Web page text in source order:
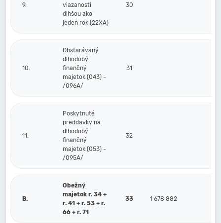
9.
viazanosti
dlhšou ako
jeden rok (22XA)
30
10.
Obstarávaný
dlhodobý
finančný
majetok (043) -
/096A/
31
11.
Poskytnuté
preddavky na
dlhodobý
finančný
majetok (053) -
/095A/
32
B.
Obežný
majetok r. 34 +
r. 41 + r. 53 + r.
66 + r. 71
33 1 678 882